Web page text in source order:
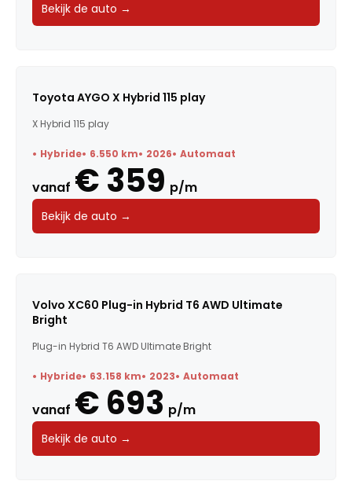
Bekijk de auto →
Toyota AYGO X Hybrid 115 play
X Hybrid 115 play
Hybride 6.550 km 2026 Automaat
vanaf € 359 p/m
Bekijk de auto →
Volvo XC60 Plug-in Hybrid T6 AWD Ultimate
Bright
Plug-in Hybrid T6 AWD Ultimate Bright
Hybride 63.158 km 2023 Automaat
vanaf € 693 p/m
Bekijk de auto →